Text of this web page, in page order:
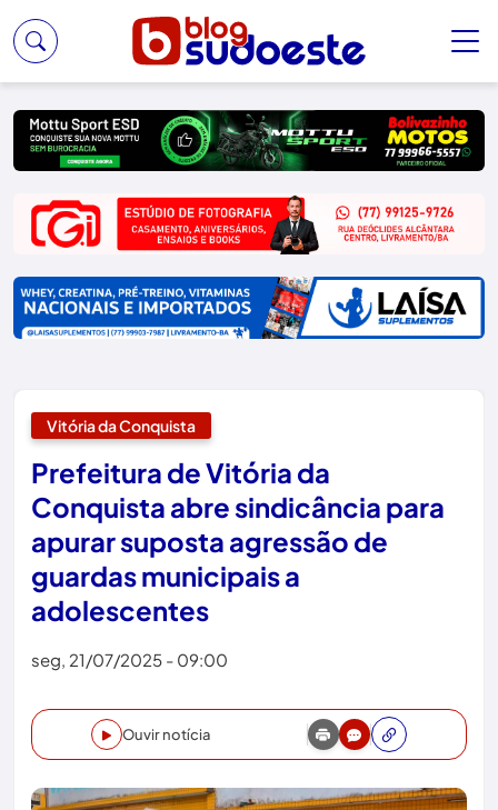
Vitória da Conquista
Prefeitura de Vitória da
Conquista abre sindicância para
apurar suposta agressão de
guardas municipais a
adolescentes
seg, 21/07/2025 - 09:00
Ouvir notícia